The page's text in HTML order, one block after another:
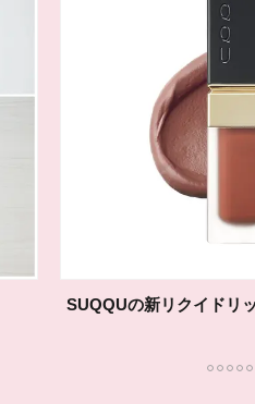
SUQQUの新リクイドリ